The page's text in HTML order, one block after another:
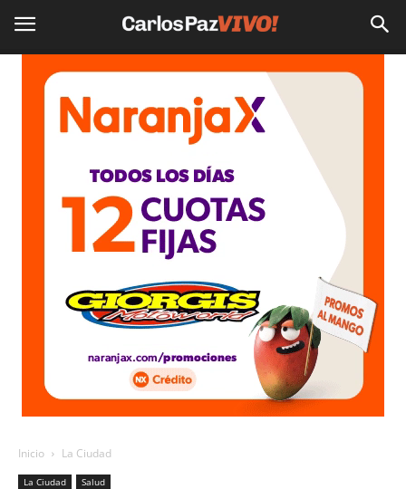
Inicio La Ciudad
La Ciudad Salud